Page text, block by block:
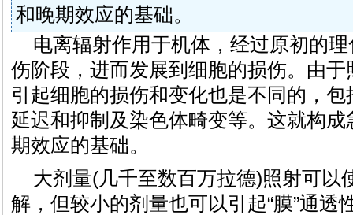
和晚期效应的基础。
电离辐射作用于机体，经过原初的
伤阶段，进而发展到细胞的损伤。由
引起细胞的损伤和变化也是不同的，
延迟和抑制及染色体畸变等。这就构
期效应的基础。
大剂量(几千至数百万拉德)照射可以
解，但较小的剂量也可以引起“膜”通透